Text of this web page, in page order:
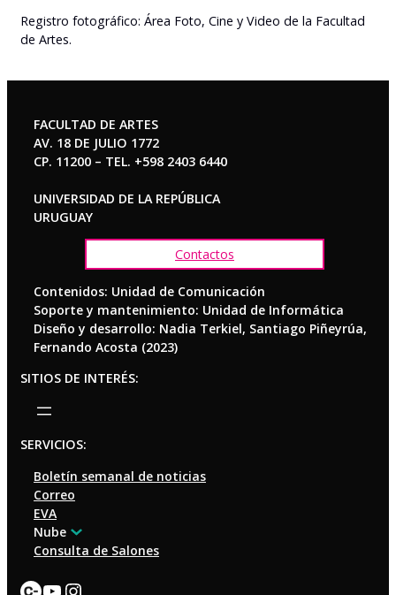
Registro fotográfico: Área Foto, Cine y Video de la Facultad
de Artes.
FACULTAD DE ARTES
AV. 18 DE JULIO 1772
CP. 11200 – TEL. +598 2403 6440
UNIVERSIDAD DE LA REPÚBLICA
URUGUAY
Contactos
Contenidos: Unidad de Comunicación
Soporte y mantenimiento: Unidad de Informática
Diseño y desarrollo: Nadia Terkiel, Santiago Piñeyrúa,
Fernando Acosta (2023)
SITIOS DE INTERÉS:
SERVICIOS:
Boletín semanal de noticias
Correo
EVA
Nube
Consulta de Salones